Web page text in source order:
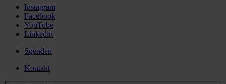
Instagram
Facebook
YouTube
Linkedin
Spenden
Kontakt